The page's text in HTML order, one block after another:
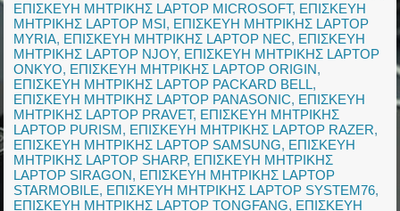
ΕΠΙΣΚΕΥΗ ΜΗΤΡΙΚΗΣ LAPTOP MICROSOFT, ΕΠΙΣΚΕΥΗ
ΜΗΤΡΙΚΗΣ LAPTOP MSI, ΕΠΙΣΚΕΥΗ ΜΗΤΡΙΚΗΣ LAPTOP
MYRIA, ΕΠΙΣΚΕΥΗ ΜΗΤΡΙΚΗΣ LAPTOP NEC, ΕΠΙΣΚΕΥΗ
ΜΗΤΡΙΚΗΣ LAPTOP NJOY, ΕΠΙΣΚΕΥΗ ΜΗΤΡΙΚΗΣ LAPTOP
ONKYO, ΕΠΙΣΚΕΥΗ ΜΗΤΡΙΚΗΣ LAPTOP ORIGIN,
ΕΠΙΣΚΕΥΗ ΜΗΤΡΙΚΗΣ LAPTOP PACKARD BELL,
ΕΠΙΣΚΕΥΗ ΜΗΤΡΙΚΗΣ LAPTOP PANASONIC, ΕΠΙΣΚΕΥΗ
ΜΗΤΡΙΚΗΣ LAPTOP PRAVET, ΕΠΙΣΚΕΥΗ ΜΗΤΡΙΚΗΣ
LAPTOP PURISM, ΕΠΙΣΚΕΥΗ ΜΗΤΡΙΚΗΣ LAPTOP RAZER,
ΕΠΙΣΚΕΥΗ ΜΗΤΡΙΚΗΣ LAPTOP SAMSUNG, ΕΠΙΣΚΕΥΗ
ΜΗΤΡΙΚΗΣ LAPTOP SHARP, ΕΠΙΣΚΕΥΗ ΜΗΤΡΙΚΗΣ
LAPTOP SIRAGON, ΕΠΙΣΚΕΥΗ ΜΗΤΡΙΚΗΣ LAPTOP
STARMOBILE, ΕΠΙΣΚΕΥΗ ΜΗΤΡΙΚΗΣ LAPTOP SYSTEM76,
ΕΠΙΣΚΕΥΗ ΜΗΤΡΙΚΗΣ LAPTOP TONGFANG, ΕΠΙΣΚΕΥΗ